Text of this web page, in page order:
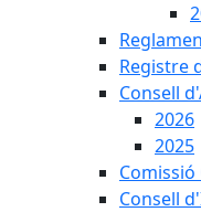
Registre
Consell
2026
2025
Consell